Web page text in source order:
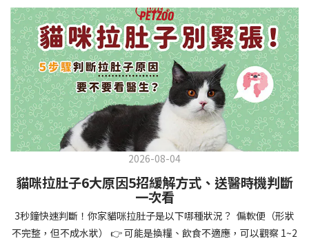
的行為問題，並建立人犬間的健康關係。 建立安全健康的生活環境
透過基礎訓練，幼犬能學會家居規則，避免危險行為和破壞家具。
像是「不」和「放下」等指令可以阻止幼犬咬電線或誤食有害物
質，有效降低居家意外風險。規律的如廁訓練則能養成良好衛生習
慣，讓家中環境保持乾淨舒適。增強溝通與信任關係訓練過程就像
建立一種共同語言，幫助你和幼犬更好地理解彼此。當幼犬學會回
應你的指令，不只增加了互動機會，也建立了主人作為領導者的地
位。正向獎勵式訓練更能培養幼犬對你的信任感，強化情感連結，
創造更和諧的相處模式。培養社交技能與適應能力及早接觸各種環
境和刺激，能幫助幼犬成長為自信穩定的成犬。適當的社會化訓練
讓牠們學會如何與其他狗狗、動物和人類和平相處，減少恐懼或攻
擊行為。這種適應能力使幼犬未來能從容面對獸醫檢查、美容
salon、寄宿或旅行等各種情境，大大提升生活品質。 訓練幼犬不只
是教會指令，更是塑造性格和習慣的過程！ 透過耐心且一致的訓
2026-08-04
貓咪拉肚子6大原因5招緩解方式、送醫時機判斷
一次看
3秒鐘快速判斷！你家貓咪拉肚子是以下哪種狀況？ 偏軟便（形狀
不完整，但不成水狀） 👉 可能是換糧、飲食不適應，可以觀察 1~2